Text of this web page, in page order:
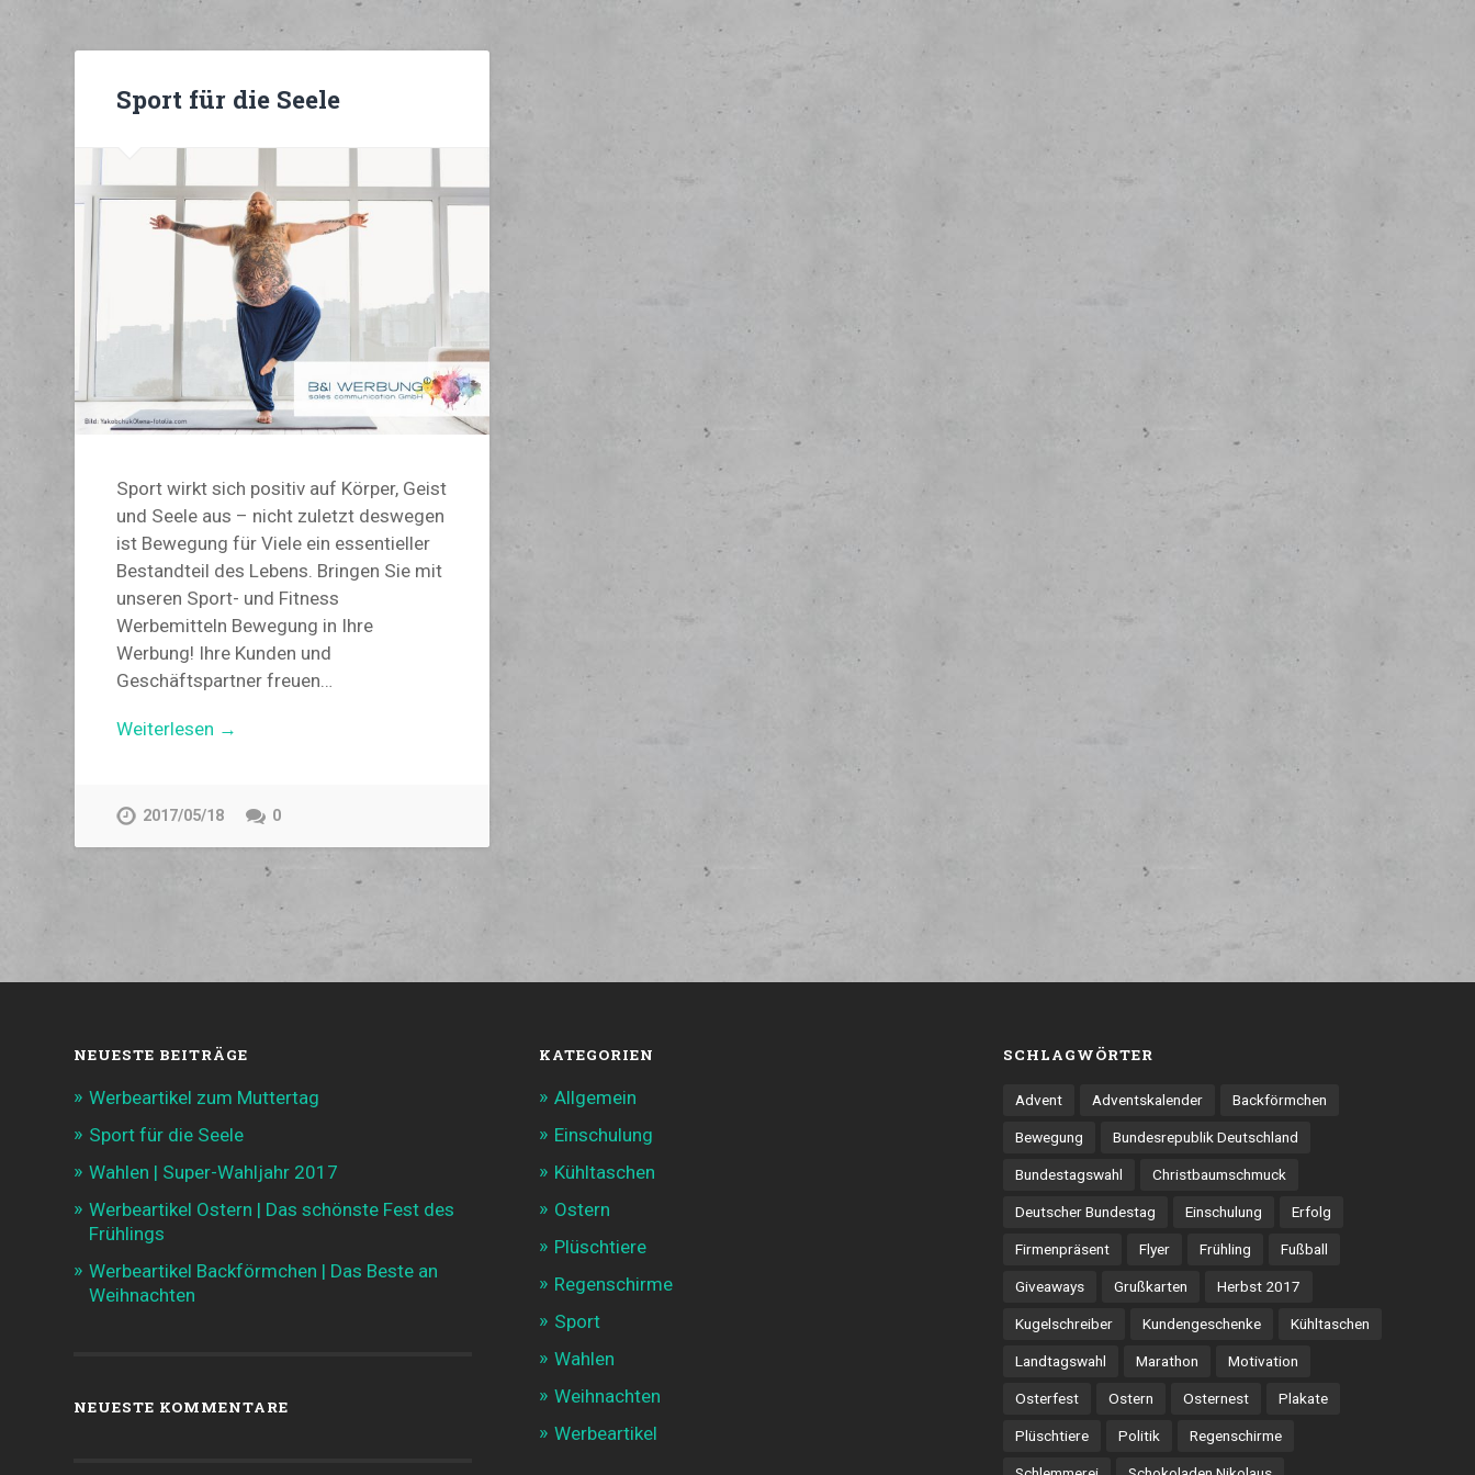
Sport für die Seele
Sport wirkt sich positiv auf Körper, Geist
und Seele aus – nicht zuletzt deswegen
ist Bewegung für Viele ein essentieller
Bestandteil des Lebens. Bringen Sie mit
unseren Sport- und Fitness
Werbemitteln Bewegung in Ihre
Werbung! Ihre Kunden und
Geschäftspartner freuen…
Weiterlesen →
2017/05/18 0
NEUESTE BEITRÄGE
Werbeartikel zum Muttertag
Sport für die Seele
Wahlen | Super-Wahljahr 2017
Werbeartikel Ostern | Das schönste Fest des
Frühlings
Werbeartikel Backförmchen | Das Beste an
Weihnachten
NEUESTE KOMMENTARE
KATEGORIEN
Allgemein
Einschulung
Kühltaschen
Ostern
Plüschtiere
Regenschirme
Sport
Wahlen
Weihnachten
Werbeartikel
SCHLAGWÖRTER
Advent Adventskalender Backförmchen
Bewegung Bundesrepublik Deutschland
Bundestagswahl Christbaumschmuck
Deutscher Bundestag Einschulung Erfolg
Firmenpräsent Flyer Frühling Fußball
Giveaways Grußkarten Herbst 2017
Kugelschreiber Kundengeschenke Kühltaschen
Landtagswahl Marathon Motivation
Osterfest Ostern Osternest Plakate
Plüschtiere Politik Regenschirme